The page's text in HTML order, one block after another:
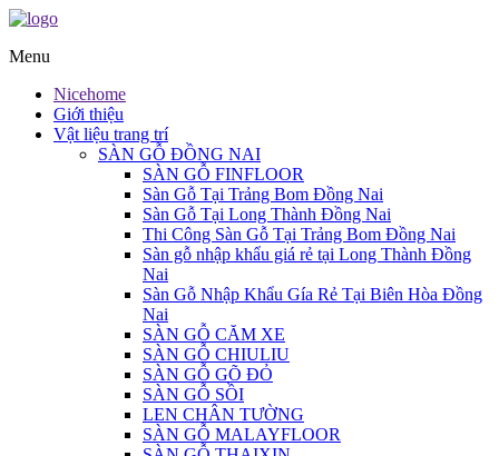
Menu
Nicehome
Giới thiệu
Vật liệu trang trí
SÀN GỖ ĐỒNG NAI
SÀN GỖ FINFLOOR
Sàn Gỗ Tại Trảng Bom Đồng Nai
Sàn Gỗ Tại Long Thành Đồng Nai
Thi Công Sàn Gỗ Tại Trảng Bom Đồng Nai
Sàn gỗ nhập khẩu giá rẻ tại Long Thành Đồng
Nai
Sàn Gỗ Nhập Khẩu Gía Rẻ Tại Biên Hòa Đồng
Nai
SÀN GỖ CĂM XE
SÀN GỖ CHIULIU
SÀN GỖ GÕ ĐỎ
SÀN GỖ SỒI
LEN CHÂN TƯỜNG
SÀN GỖ MALAYFLOOR